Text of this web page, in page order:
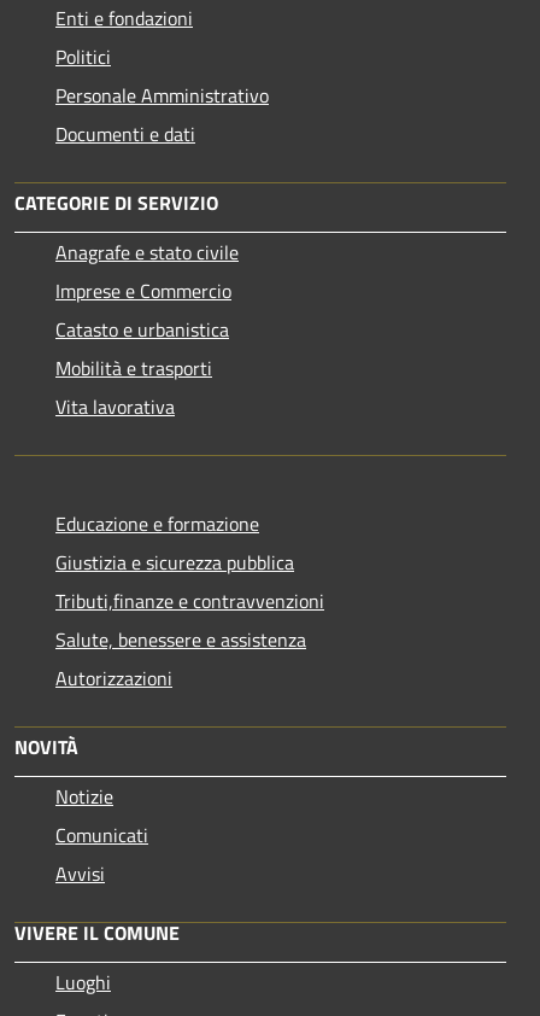
Enti e fondazioni
Politici
Personale Amministrativo
Documenti e dati
CATEGORIE DI SERVIZIO
Anagrafe e stato civile
Imprese e Commercio
Catasto e urbanistica
Mobilità e trasporti
Vita lavorativa
Educazione e formazione
Giustizia e sicurezza pubblica
Tributi,finanze e contravvenzioni
Salute, benessere e assistenza
Autorizzazioni
NOVITÀ
Notizie
Comunicati
Avvisi
VIVERE IL COMUNE
Luoghi